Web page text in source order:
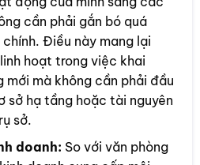
cần phải gắn bó quá
Điều này mang lại
hoạt trong việc khai
mà không cần phải đầu
sở hạ tầng hoặc tài nguyên
sở.
doanh: So với văn phòng